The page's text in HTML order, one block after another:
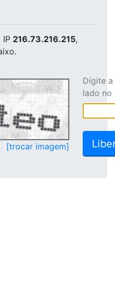
IP 216.73.216.215,
[trocar imagem]
Digite
lado no